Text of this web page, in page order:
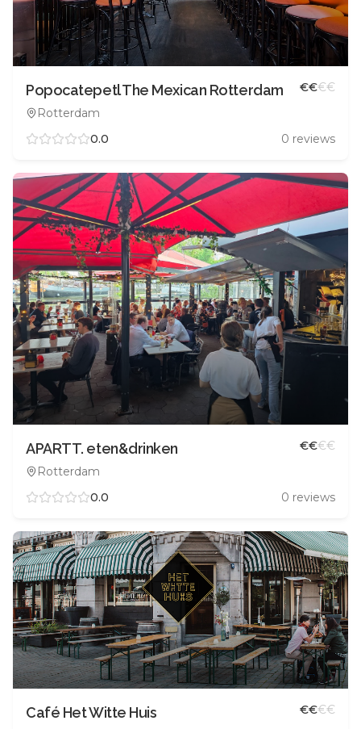
Popocatepetl The Mexican Rotterdam
Rotterdam
€€€€
0.0 0 reviews
APARTT. eten&drinken
Rotterdam
€€€€
0.0 0 reviews
Café Het Witte Huis €€€€